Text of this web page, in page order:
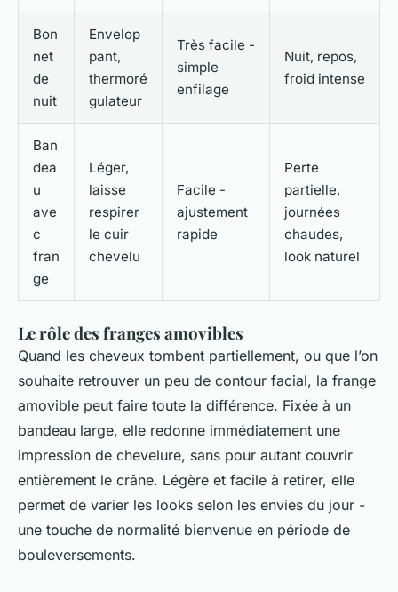
Bon
net
de
nuit
Envelop
pant,
thermoré
gulateur
Très facile -
simple
enfilage
Nuit, repos,
froid intense
Ban
dea
u
ave
c
fran
ge
Léger,
laisse
respirer
le cuir
chevelu
Facile -
ajustement
rapide
Perte
partielle,
journées
chaudes,
look naturel
Le rôle des franges amovibles
Quand les cheveux tombent partiellement, ou que l’on
souhaite retrouver un peu de contour facial, la frange
amovible peut faire toute la différence. Fixée à un
bandeau large, elle redonne immédiatement une
impression de chevelure, sans pour autant couvrir
entièrement le crâne. Légère et facile à retirer, elle
permet de varier les looks selon les envies du jour -
une touche de normalité bienvenue en période de
bouleversements.